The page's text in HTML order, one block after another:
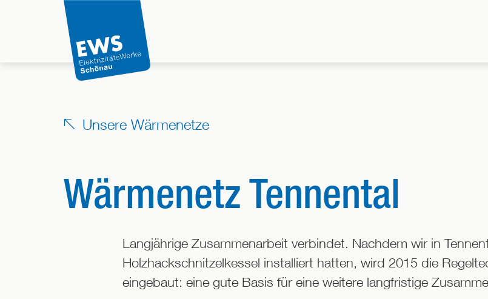
Unsere Wärmenetze
Wärmenetz Tennental
Langjährige Zusammenarbeit verbindet. Nachdem wir in
Holzhackschnitzelkessel installiert hatten, wird 2015 die
eingebaut: eine gute Basis für eine weitere langfristige